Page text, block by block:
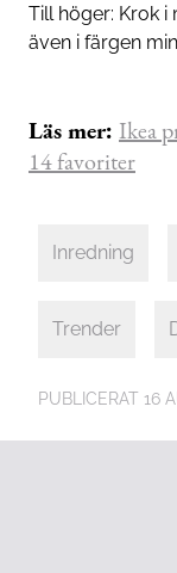
Till höger: Krok i
även i färgen
Läs mer: Ikea
14 favoriter
Inredning
Trender
PUBLICERAT 16